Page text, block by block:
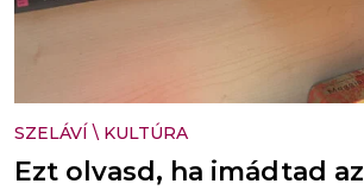
SZELÁVÍ \ KULTÚRA
Ezt olvasd, ha imádtad az